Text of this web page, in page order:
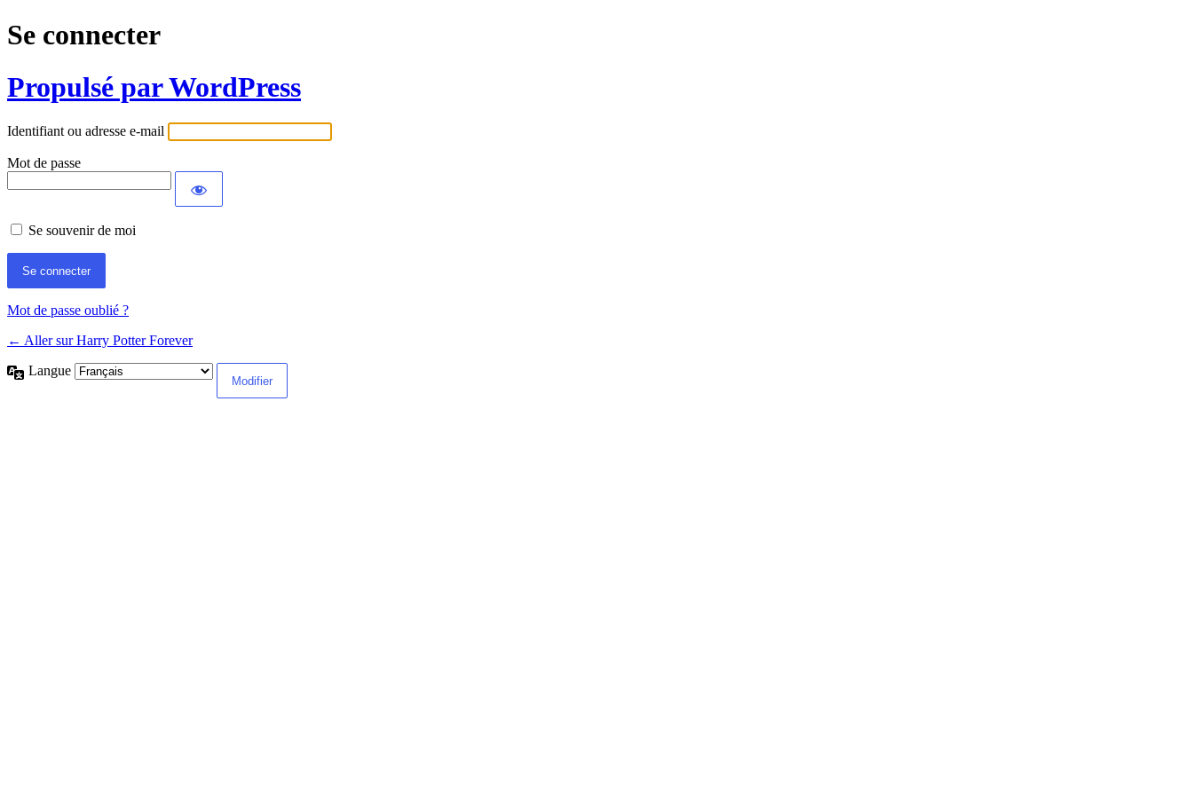
Se connecter
Propulsé par WordPress
Identifiant ou adresse e-mail
Mot de passe
Se souvenir de moi
Mot de passe oublié ?
← Aller sur Harry Potter Forever
Langue